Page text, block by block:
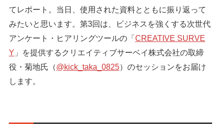
てレポート。当日、使用された資料とともに振り返って
みたいと思います。第3回は、ビジネスを強くする次世代
アンケート・ヒアリングツールの「 CREATIVE SURVE
Y 」を提供するクリエイティブサーベイ株式会社の取締
役・菊地氏（@kick_taka_0825）のセッションをお届け
します。